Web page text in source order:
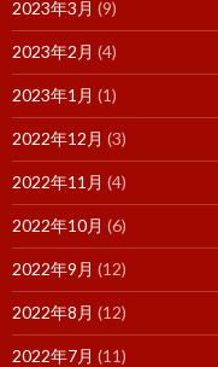
2023年3月 (9)
2023年2月 (4)
2023年1月 (1)
2022年12月 (3)
2022年11月 (4)
2022年10月 (6)
2022年9月 (12)
2022年8月 (12)
2022年7月 (11)